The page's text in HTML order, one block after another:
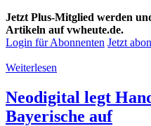
Jetzt Plus-Mitglied werden
Artikeln auf vwheute.de.
Login für Abonnenten Jetzt
Weiterlesen
Neodigital legt
Bayerische auf